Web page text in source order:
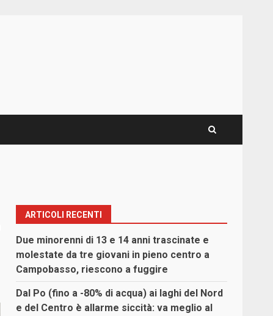
ARTICOLI RECENTI
Due minorenni di 13 e 14 anni trascinate e
molestate da tre giovani in pieno centro a
Campobasso, riescono a fuggire
Dal Po (fino a -80% di acqua) ai laghi del Nord
e del Centro è allarme siccità: va meglio al